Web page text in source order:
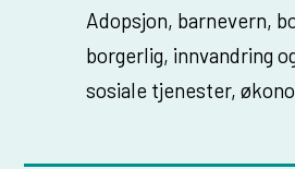
Adopsjon, barnevern,
borgerlig, innvandring
sosiale tjenester,